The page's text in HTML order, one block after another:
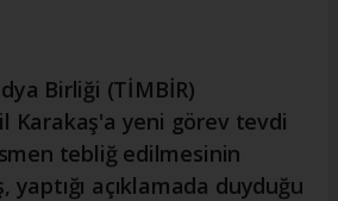
Birliği (TİMBİR)
Karakaş'a yeni görev tevdi
tebliğ edilmesinin
yaptığı açıklamada duyduğu